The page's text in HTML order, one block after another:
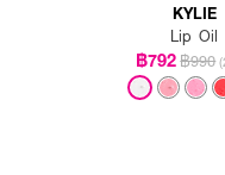
KYLIE
Lip Oil
฿792฿990